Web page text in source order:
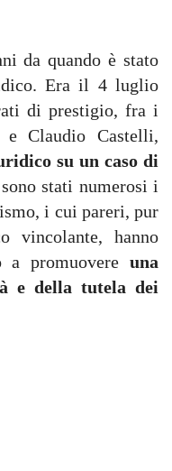
da quando è stato
Era il 4 luglio
di prestigio, fra i
e Claudio Castelli,
su un caso di
stati numerosi i
i cui pareri, pur
vincolante, hanno
a promuovere una
e della tutela dei